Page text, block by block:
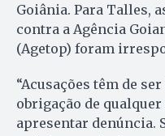
Goiânia. Para Talles,
contra a Agência
(Agetop) foram
“Acusações têm de
obrigação de
apresentar denúncia.